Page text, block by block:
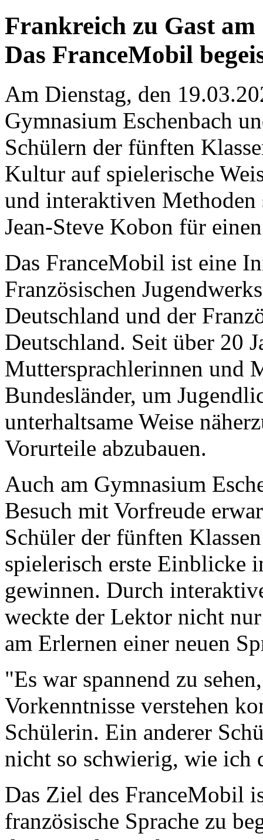
Frankreich zu Gast am
Das FranceMobil
Am Dienstag, den
Gymnasium Eschenbach
Schülern der fünften
Kultur auf spielerische
und interaktiven
Jean-Steve Kobon für
Das FranceMobil ist eine
Französischen
Deutschland und der
Deutschland. Seit über 20
Muttersprachlerinnen und
Bundesländer, um
unterhaltsame Weise
Vorurteile abzubauen.
Auch am Gymnasium
Besuch mit Vorfreude
Schüler der fünften
spielerisch erste Einblicke
gewinnen. Durch
weckte der Lektor nicht
am Erlernen einer neuen
"Es war spannend zu
Vorkenntnisse verstehen
Schülerin. Ein anderer
nicht so schwierig, wie ich
Das Ziel des FranceMobil
französische Sprache zu